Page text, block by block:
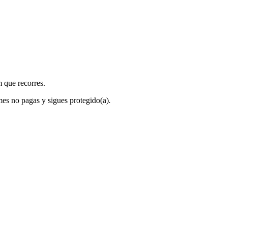
que recorres.
no pagas y sigues protegido(a).